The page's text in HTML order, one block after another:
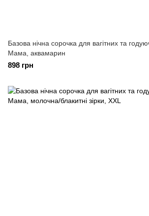
Базова нічна сорочка для вагітних та
Мама, аквамарин
898 грн